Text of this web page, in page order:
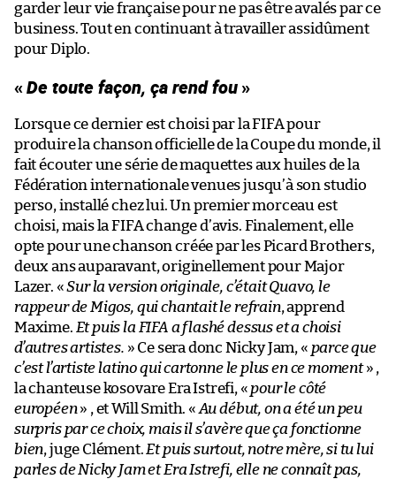
garder leur vie française pour ne pas être avalés par ce
business. Tout en continuant à travailler assidûment
pour Diplo.
«De toute façon, ça rend fou»
Lorsque ce dernier est choisi par la FIFA pour
produire la chanson officielle de la Coupe du monde, il
fait écouter une série de maquettes aux huiles de la
Fédération internationale venues jusqu’à son studio
perso, installé chez lui. Un premier morceau est
choisi, mais la FIFA change d’avis. Finalement, elle
opte pour une chanson créée par les Picard Brothers,
deux ans auparavant, originellement pour Major
Lazer. «Sur la version originale, c’était Quavo, le
rappeur de Migos, qui chantait le refrain, apprend
Maxime. Et puis la FIFA a flashé dessus et a choisi
d’autres artistes. » Ce sera donc Nicky Jam, « parce que
c’est l’artiste latino qui cartonne le plus en ce moment» ,
la chanteuse kosovare Era Istrefi, « pour le côté
européen» , et Will Smith. « Au début, on a été un peu
surpris par ce choix, mais il s’avère que ça fonctionne
bien, juge Clément. Et puis surtout, notre mère, si tu lui
parles de Nicky Jam et Era Istrefi, elle ne connaît pas,